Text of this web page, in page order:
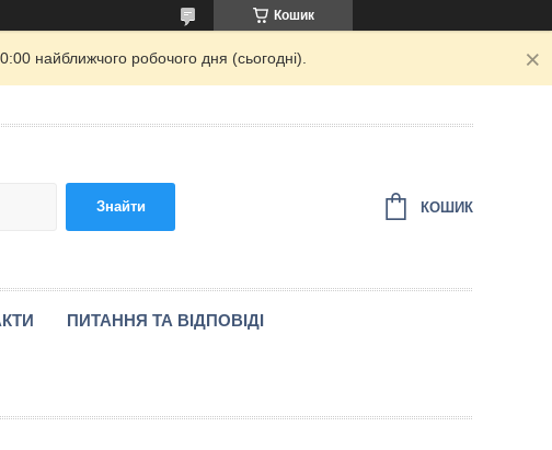
Кошик
найближчого робочого дня (сьогодні).
Знайти КОШИК
ПИТАННЯ ТА ВІДПОВІДІ